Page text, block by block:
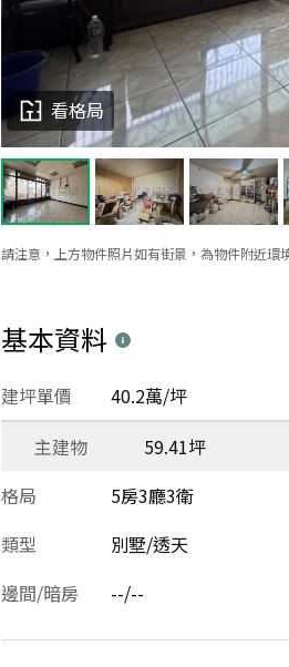
請注意，上方物件照片如有街景，為物件附近環
看格局
基本資料
建坪單價 40.2萬/坪
主建物
59.41坪
格局
5房3廳3衛
類型
別墅/透天
邊間/暗房
--/--